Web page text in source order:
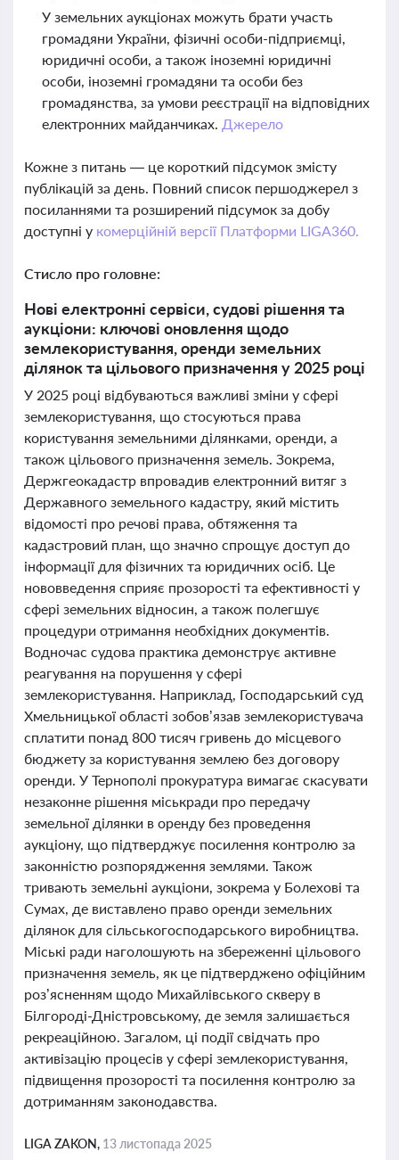
У земельних аукціонах можуть брати участь
громадяни України, фізичні особи-підприємці,
юридичні особи, а також іноземні юридичні
особи, іноземні громадяни та особи без
громадянства, за умови реєстрації на відповідних
електронних майданчиках. Джерело
Кожне з питань — це короткий підсумок змісту
публікацій за день. Повний список першоджерел з
посиланнями та розширений підсумок за добу
доступні у комерційній версії Платформи LIGA360.
Стисло про головне:
Нові електронні сервіси, судові рішення та
аукціони: ключові оновлення щодо
землекористування, оренди земельних
ділянок та цільового призначення у 2025 році
У 2025 році відбуваються важливі зміни у сфері
землекористування, що стосуються права
користування земельними ділянками, оренди, а
також цільового призначення земель. Зокрема,
Держгеокадастр впровадив електронний витяг з
Державного земельного кадастру, який містить
відомості про речові права, обтяження та
кадастровий план, що значно спрощує доступ до
інформації для фізичних та юридичних осіб. Це
нововведення сприяє прозорості та ефективності у
сфері земельних відносин, а також полегшує
процедури отримання необхідних документів.
Водночас судова практика демонструє активне
реагування на порушення у сфері
землекористування. Наприклад, Господарський суд
Хмельницької області зобов’язав землекористувача
сплатити понад 800 тисяч гривень до місцевого
бюджету за користування землею без договору
оренди. У Тернополі прокуратура вимагає скасувати
незаконне рішення міськради про передачу
земельної ділянки в оренду без проведення
аукціону, що підтверджує посилення контролю за
законністю розпорядження землями. Також
тривають земельні аукціони, зокрема у Болехові та
Сумах, де виставлено право оренди земельних
ділянок для сільськогосподарського виробництва.
Міські ради наголошують на збереженні цільового
призначення земель, як це підтверджено офіційним
роз’ясненням щодо Михайлівського скверу в
Білгороді-Дністровському, де земля залишається
рекреаційною. Загалом, ці події свідчать про
активізацію процесів у сфері землекористування,
підвищення прозорості та посилення контролю за
дотриманням законодавства.
LIGA ZAKON, 13 листопада 2025